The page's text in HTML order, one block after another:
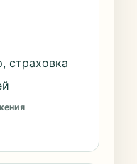
страховка